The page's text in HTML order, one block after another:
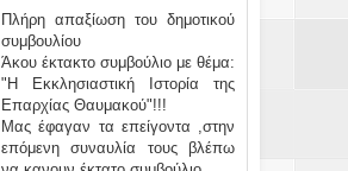
Πλήρη απαξίωση του δημοτικού
συμβουλίου
Άκου έκτακτο συμβούλιο με θέμα:
"Η Εκκλησιαστική Ιστορία της
Επαρχίας Θαυμακού"!!!
Μας έφαγαν τα επείγοντα ,στην
επόμενη συναυλία τους βλέπω